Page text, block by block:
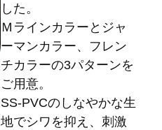
した。
Ｍラインカラーとジャ
ーマンカラー、フレン
チカラーの3パターンを
ご用意。
SS-PVCのしなやかな生
地でシワを抑え、刺激